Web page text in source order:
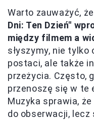
Warto zauważyć, że
Dni: Ten Dzień"
między filmem a
słyszymy, nie
postaci, ale także
przeżycia. Często,
przenoszę się w te
Muzyka sprawia,
do obserwacji,